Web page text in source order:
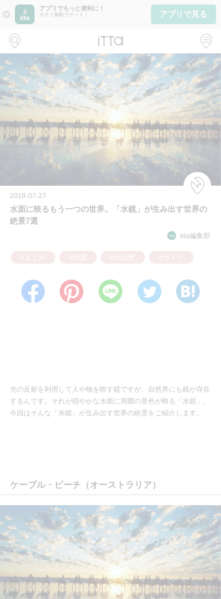
close
アプリでもっと便利に！
今すぐ無料でゲット！ アプリで見る
2018-07-27
水面に映るもう一つの世界。「水鏡」が生み出す世界の
絶景7選
itta編集部
光の反射を利用して人や物を映す鏡ですが、自然界にも鏡が存在
するんです。それが穏やかな水面に周囲の景色が映る「水鏡」。
今回はそんな「水鏡」が生み出す世界の絶景をご紹介します。
ケーブル・ビーチ（オーストラリア）